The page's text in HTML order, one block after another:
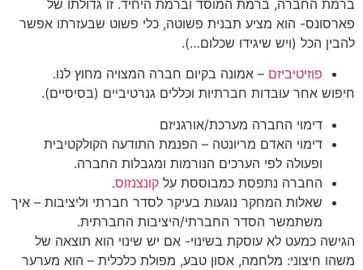
ברמת החברה, ברמת המוסד וברמת היחיד. זו גדולתו של
פארסונס- הוא מציע תבנית פשוטה, כלי פשוט שבעזרתו אפשר
להבין הכל (ויש שיגידו שכלום…).
פוזיטיביזם – אמונה בקיום חברה המצויה מחוץ לנו.
חיפוש אחר עובדות חברתיות וכללים גנרטיביים (בסיסיים).
דימוי החברה מערכת/אורגניזם
דימוי האדם מריונטה – הפנמת התודעה הקולקטיבית
ופעולה לפי הערכים הנורמות ומגבלות החברה.
החברה נתפסת כמבוססת על קונצנזוס.
שאלות המחקר נוגעות בעיקר לסדר חברתי וליציבות – איך
משתמשר הסדר החברתי/היציבות החברתית.
הגישה כמעט לא עוסקת בשינוי- אם יש שינוי הוא תוצאה של
משהו חיצוני: מלחמה, אסון טבע, מפולת כלכלית – הוא מערער